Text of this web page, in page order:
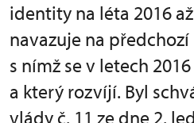
identity na léta 2016
navazuje na
s nímž se v letech
a který rozvíjí. Byl
vlády č. 11 ze dne 2.